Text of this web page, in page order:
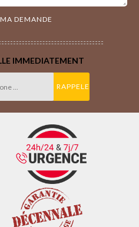
IMMEDIATEMENT